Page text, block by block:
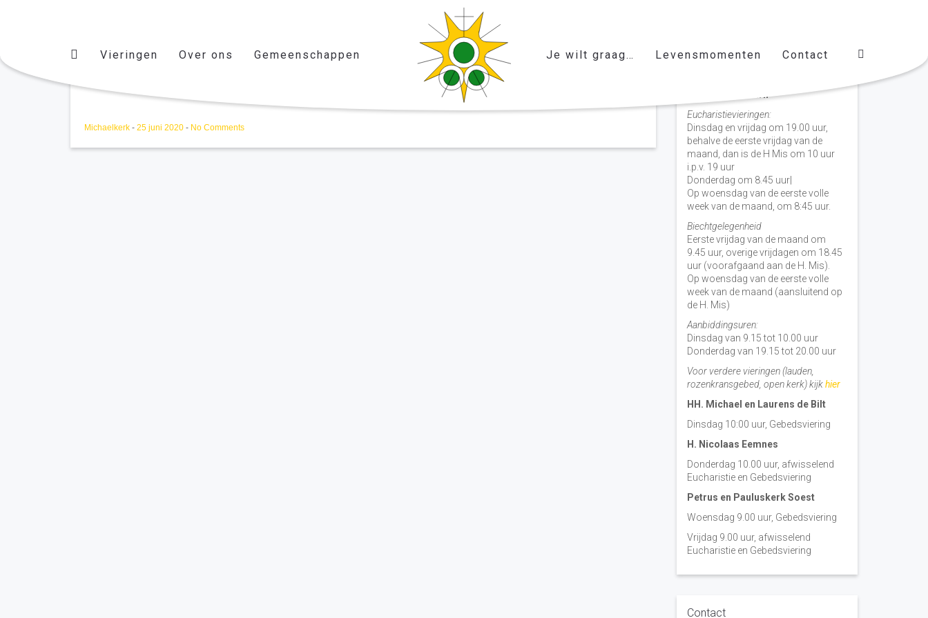
Vieringen Over ons Gemeenschappen Je wilt graag… Levensmomenten Contact
Michaelkerk - 25 juni 2020 - No Comments
Vieringen door de week
H. Nicolaas Baarn
Eucharistievieringen:
Dinsdag en vrijdag om 19.00 uur,
behalve de eerste vrijdag van de
maand, dan is de H Mis om 10 uur
i.p.v. 19 uur
Donderdag om 8.45 uur|
Op woensdag van de eerste volle
week van de maand, om 8:45 uur.
Biechtgelegenheid
Eerste vrijdag van de maand om
9.45 uur, overige vrijdagen om 18.45
uur (voorafgaand aan de H. Mis).
Op woensdag van de eerste volle
week van de maand (aansluitend op
de H. Mis)
Aanbiddingsuren:
Dinsdag van 9.15 tot 10.00 uur
Donderdag van 19.15 tot 20.00 uur
Voor verdere vieringen (lauden,
rozenkransgebed, open kerk) kijkhier
HH. Michael en Laurens de Bilt
Dinsdag 10:00 uur, Gebedsviering
H. Nicolaas Eemnes
Donderdag 10.00 uur, afwisselend
Eucharistie en Gebedsviering
Petrus en Pauluskerk Soest
Woensdag 9.00 uur, Gebedsviering
Vrijdag 9.00 uur, afwisselend
Eucharistie en Gebedsviering
Contact